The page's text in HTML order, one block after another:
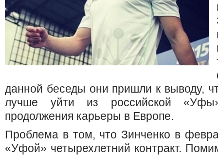
данной беседы они пришли к выводу,
лучше уйти из российской
продолжения карьеры в Европе.
Проблема в том, что Зинченко в
«Уфой» четырехлетний контракт.